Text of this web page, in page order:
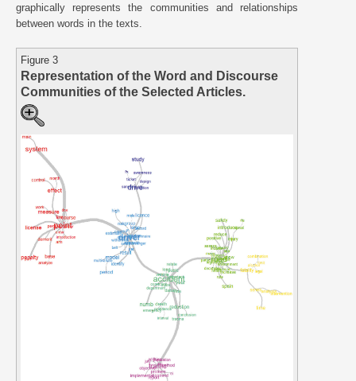
graphically represents the communities and relationships
between words in the texts.
Figure 3
Representation of the Word and Discourse
Communities of the Selected Articles.